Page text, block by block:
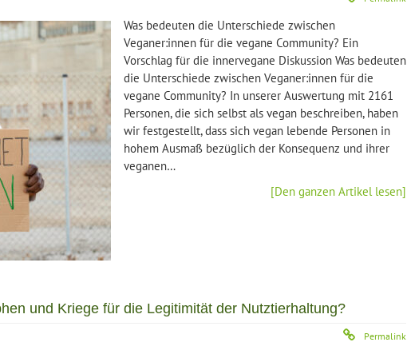
Was bedeuten die Unterschiede zwischen
Veganer:innen für die vegane Community? Ein
Vorschlag für die innervegane Diskussion Was bedeuten
die Unterschiede zwischen Veganer:innen für die
vegane Community? In unserer Auswertung mit 2161
Personen, die sich selbst als vegan beschreiben, haben
wir festgestellt, dass sich vegan lebende Personen in
hohem Ausmaß bezüglich der Konsequenz und ihrer
veganen…
[Den ganzen Artikel lesen]
und Kriege für die Legitimität der Nutztierhaltung?
Permalink